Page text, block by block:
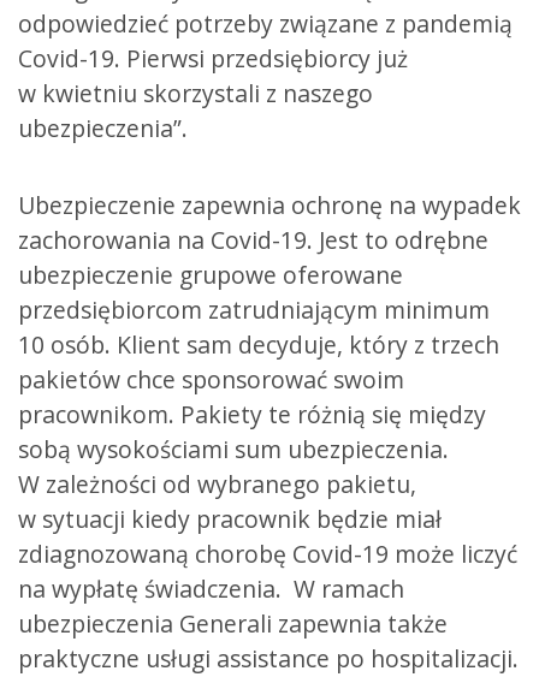
odpowiedzieć potrzeby związane z pandemią
Covid-19. Pierwsi przedsiębiorcy już
w kwietniu skorzystali z naszego
ubezpieczenia”.
Ubezpieczenie zapewnia ochronę na wypadek
zachorowania na Covid-19. Jest to odrębne
ubezpieczenie grupowe oferowane
przedsiębiorcom zatrudniającym minimum
10 osób. Klient sam decyduje, który z trzech
pakietów chce sponsorować swoim
pracownikom. Pakiety te różnią się między
sobą wysokościami sum ubezpieczenia.
W zależności od wybranego pakietu,
w sytuacji kiedy pracownik będzie miał
zdiagnozowaną chorobę Covid-19 może liczyć
na wypłatę świadczenia. W ramach
ubezpieczenia Generali zapewnia także
praktyczne usługi assistance po hospitalizacji.